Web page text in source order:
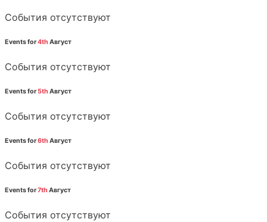
События отсутствуют
Events for4th Август
События отсутствуют
Events for5th Август
События отсутствуют
Events for6th Август
События отсутствуют
Events for7th Август
События отсутствуют